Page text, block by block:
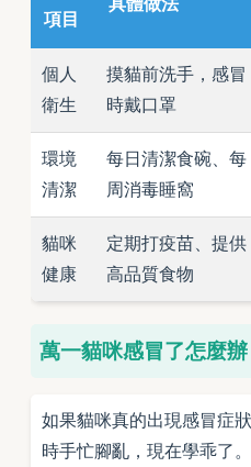
項目
具體做法
個人
衛生
摸貓前洗手，感冒
時戴口罩
環境
清潔
每日清潔食碗、每
周消毒睡窩
貓咪
健康
定期打疫苗、提供
高品質食物
萬一貓咪感冒了怎麼辦
如果貓咪真的出現感冒症
時手忙腳亂，現在學乖了